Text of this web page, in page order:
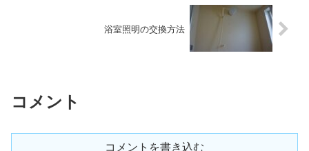
浴室照明の交換方法
コメント
コメントを書き込む